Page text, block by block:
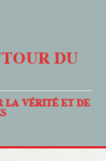
DU
LA VÉRITÉ ET DE